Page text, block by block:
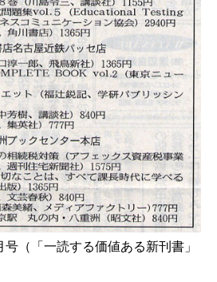
（「一読する価値ある新刊書」